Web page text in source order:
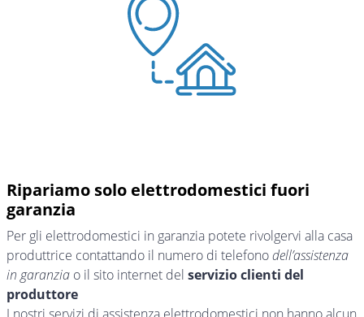
Ripariamo solo elettrodomestici fuori
garanzia
Per gli elettrodomestici in garanzia potete rivolgervi alla casa
produttrice contattando il numero di telefonodell’assistenza
in garanzia o il sito internet del servizio clienti del
produttore